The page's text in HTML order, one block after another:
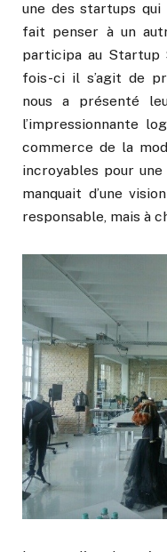
une des startups
fait penser à un
participa au Startup
fois-ci il s’agit de
nous a présenté
l’impressionnante
commerce de la
incroyables pour
manquait d’une
responsable, mais à